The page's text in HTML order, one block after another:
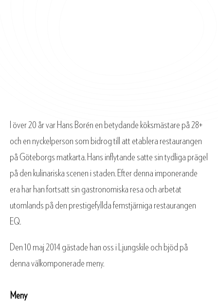
I över 20 år var Hans Borén en betydande köksmästare på 28+
och en nyckelperson som bidrog till att etablera restaurangen
på Göteborgs matkarta. Hans inflytande satte sin tydliga prägel
på den kulinariska scenen i staden. Efter denna imponerande
era har han fortsatt sin gastronomiska resa och arbetat
utomlands på den prestigefyllda femstjärniga restaurangen
EQ.
Den 10 maj 2014 gästade han oss i Ljungskile och bjöd på
denna välkomponerade meny.
Meny